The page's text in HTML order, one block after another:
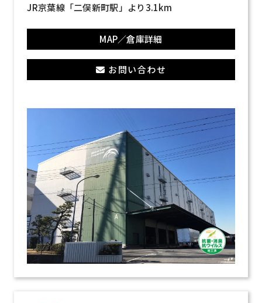
JR京葉線「二俣新町駅」より3.1km
MAP／倉庫詳細
お問い合わせ